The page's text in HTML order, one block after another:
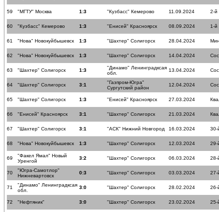
59 "МГТУ" Москва 1:3 "Кузбасс" Кемерово 11.09.2024 2-й
60 "Кузбасс" Кемерово 1:3 "Енисей" Красноярск 08.09.2024 1-й
61 "Нова" Новокуйбышевск 1:3 "Шахтер" Солигорск 28.04.2024
62 "Нова" Новокуйбышевск 1:3 "Шахтер" Солигорск 14.04.2024
63 "Шахтер" Солигорск 1:3
"Динамо" Ленинградксая
обл.
13.04.2024
64 "Шахтер" Солигорск 3:1
"Газпром-Югра"
Сургутский район
12.04.2024
65 "Шахтер" Солигорск 1:3 "Енисей" Красноярск 27.03.2024
66 "Енисей" Красноярск 3:1 "Шахтер" Солигорск 21.03.2024
67 "Шахтер" Солигорск 3:1 "АСК" Нижний Новгород 16.03.2024 30-
68 "Нова" Новокуйбышевск 1:3 "Шахтер" Солигорск 12.03.2024 29-
69
"Факел Ямал" Новый
Уренгой
3:2 "Шахтер" Солигорск 06.03.2024 28-
70
"Югра-Самотлор"
Нижневартовск
0:3 "Шахтер" Солигорск 03.03.2024 27-
71
"Динамо" Ленинградксая
обл.
3:0 "Шахтер" Солигорск 28.02.2024 26-
72 "Нефтяник" 3:0 "Шахтер" Солигорск 23.02.2024 25-